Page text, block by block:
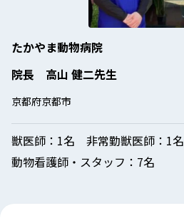
たかやま動物病院
院長 高山 健二先生
京都府京都市
獣医師： 1名 非常勤獣医師：1名
動物看護師・スタッフ： 7名